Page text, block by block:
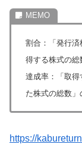
割合：「発行済
得する株式の
達成率：「取得
た株式の総数」
https://